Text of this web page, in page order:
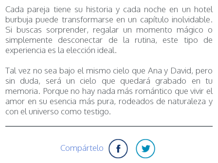
Cada pareja tiene su historia y cada noche en un hotel
burbuja puede transformarse en un capítulo inolvidable.
Si buscas sorprender, regalar un momento mágico o
simplemente desconectar de la rutina, este tipo de
experiencia es la elección ideal.
Tal vez no sea bajo el mismo cielo que Ana y David, pero
sin duda, será un cielo que quedará grabado en tu
memoria. Porque no hay nada más romántico que vivir el
amor en su esencia más pura, rodeados de naturaleza y
con el universo como testigo.
Compártelo